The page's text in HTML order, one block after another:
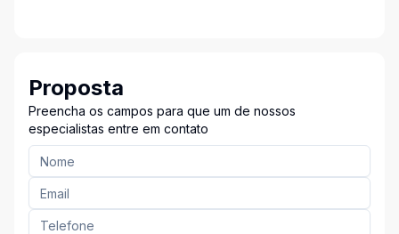
Proposta
Preencha os campos para que um de nossos
especialistas entre em contato